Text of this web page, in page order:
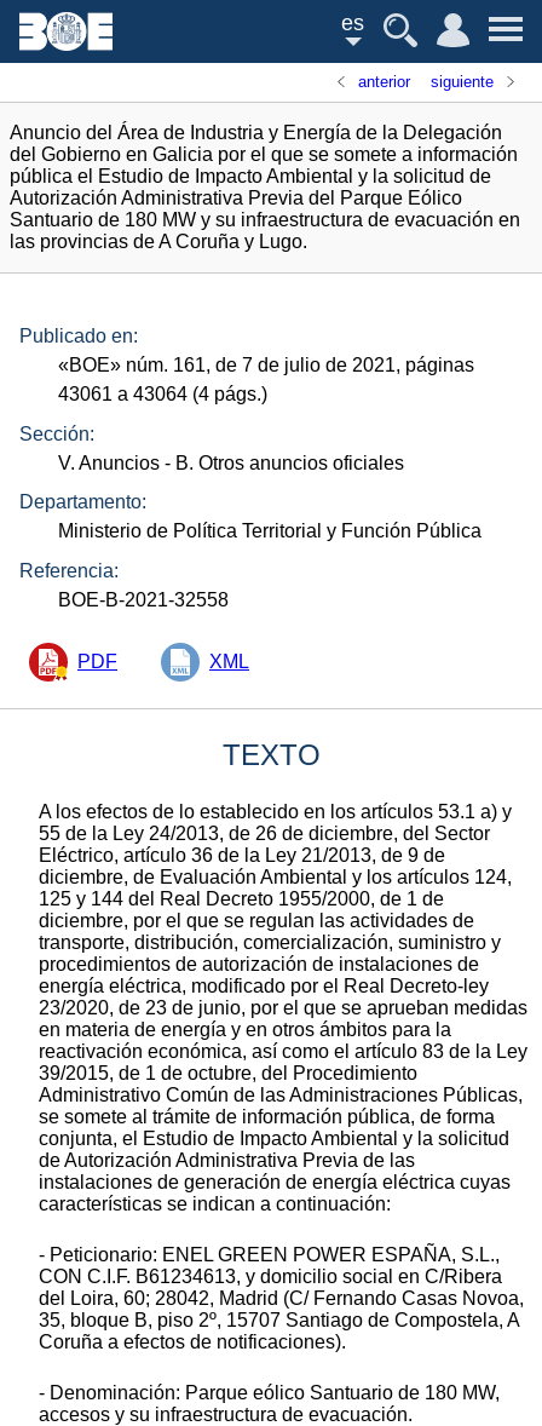
es
anterior siguiente
Anuncio del Área de Industria y Energía de la Delegación
del Gobierno en Galicia por el que se somete a información
pública el Estudio de Impacto Ambiental y la solicitud de
Autorización Administrativa Previa del Parque Eólico
Santuario de 180 MW y su infraestructura de evacuación en
las provincias de A Coruña y Lugo.
Publicado en:
«BOE» núm. 161, de 7 de julio de 2021, páginas
43061 a 43064 (4 págs.)
Sección:
V. Anuncios - B. Otros anuncios oficiales
Departamento:
Ministerio de Política Territorial y Función Pública
Referencia:
BOE-B-2021-32558
PDF XML
TEXTO
A los efectos de lo establecido en los artículos 53.1 a) y
55 de la Ley 24/2013, de 26 de diciembre, del Sector
Eléctrico, artículo 36 de la Ley 21/2013, de 9 de
diciembre, de Evaluación Ambiental y los artículos 124,
125 y 144 del Real Decreto 1955/2000, de 1 de
diciembre, por el que se regulan las actividades de
transporte, distribución, comercialización, suministro y
procedimientos de autorización de instalaciones de
energía eléctrica, modificado por el Real Decreto-ley
23/2020, de 23 de junio, por el que se aprueban medidas
en materia de energía y en otros ámbitos para la
reactivación económica, así como el artículo 83 de la Ley
39/2015, de 1 de octubre, del Procedimiento
Administrativo Común de las Administraciones Públicas,
se somete al trámite de información pública, de forma
conjunta, el Estudio de Impacto Ambiental y la solicitud
de Autorización Administrativa Previa de las
instalaciones de generación de energía eléctrica cuyas
características se indican a continuación:
- Peticionario: ENEL GREEN POWER ESPAÑA, S.L.,
CON C.I.F. B61234613, y domicilio social en C/Ribera
del Loira, 60; 28042, Madrid (C/ Fernando Casas Novoa,
35, bloque B, piso 2º, 15707 Santiago de Compostela, A
Coruña a efectos de notificaciones).
- Denominación: Parque eólico Santuario de 180 MW,
accesos y su infraestructura de evacuación.